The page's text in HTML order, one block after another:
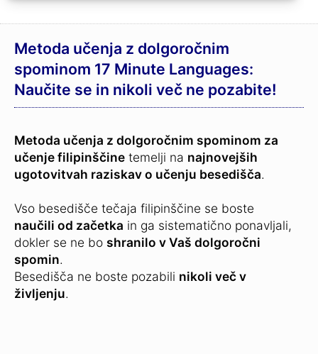
Metoda učenja z dolgoročnim
spominom 17 Minute Languages:
Naučite se in nikoli več ne pozabite!
Metoda učenja z dolgoročnim spominom za
učenje filipinščine temelji na najnovejših
ugotovitvah raziskav o učenju besedišča.
Vso besedišče tečaja filipinščine se boste
naučili od začetka in ga sistematično ponavljali,
dokler se ne bo shranilo v Vaš dolgoročni
spomin.
Besedišča ne boste pozabili nikoli več v
življenju.